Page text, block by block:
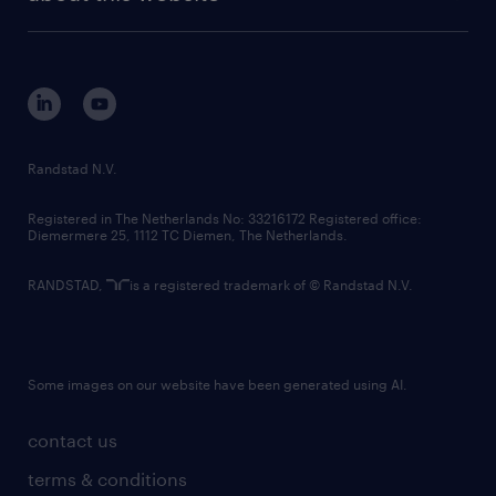
corporate governance
randstad innovation fund
country websites
contact us
terms & conditions
Randstad N.V.
Registered in The Netherlands No: 33216172 Registered office:
Diemermere 25, 1112 TC Diemen, The Netherlands.
RANDSTAD, is a registered trademark of © Randstad N.V.
Some images on our website have been generated using AI.